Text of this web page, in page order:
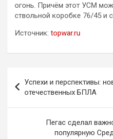
огонь. Причём этот УСМ
ствольной коробке 76/45 и
Источник: topwar.ru
по
записям
Успехи и перспективы:
отечественных БПЛА
Пегас сделал
популярную